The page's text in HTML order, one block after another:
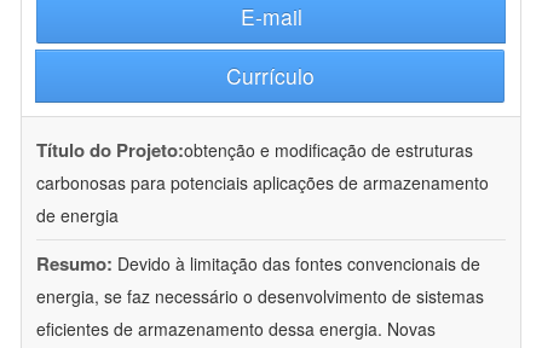
E-mail
Currículo
Título do Projeto:obtenção e modificação de estruturas
carbonosas para potenciais aplicações de armazenamento
de energia
Resumo: Devido à limitação das fontes convencionais de
energia, se faz necessário o desenvolvimento de sistemas
eficientes de armazenamento dessa energia. Novas